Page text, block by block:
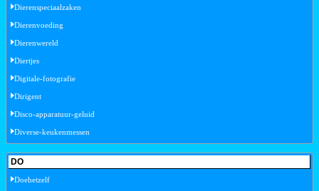
Dierenspeciaalzaken
Dierenvoeding
Dierenwereld
Diertjes
Digitale-fotografie
Dirigent
Disco-apparatuur-geluid
Diverse-keukenmessen
DO
Doehetzelf